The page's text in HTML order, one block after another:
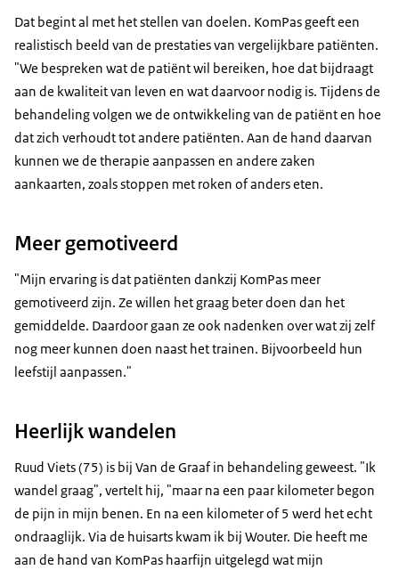
Dat begint al met het stellen van doelen. KomPas geeft een
realistisch beeld van de prestaties van vergelijkbare patiënten.
"We bespreken wat de patiënt wil bereiken, hoe dat bijdraagt
aan de kwaliteit van leven en wat daarvoor nodig is. Tijdens de
behandeling volgen we de ontwikkeling van de patiënt en hoe
dat zich verhoudt tot andere patiënten. Aan de hand daarvan
kunnen we de therapie aanpassen en andere zaken
aankaarten, zoals stoppen met roken of anders eten.
Meer gemotiveerd
"Mijn ervaring is dat patiënten dankzij KomPas meer
gemotiveerd zijn. Ze willen het graag beter doen dan het
gemiddelde. Daardoor gaan ze ook nadenken over wat zij zelf
nog meer kunnen doen naast het trainen. Bijvoorbeeld hun
leefstijl aanpassen."
Heerlijk wandelen
Ruud Viets (75) is bij Van de Graaf in behandeling geweest. "Ik
wandel graag", vertelt hij, "maar na een paar kilometer begon
de pijn in mijn benen. En na een kilometer of 5 werd het echt
ondraaglijk. Via de huisarts kwam ik bij Wouter. Die heeft me
aan de hand van KomPas haarfijn uitgelegd wat mijn